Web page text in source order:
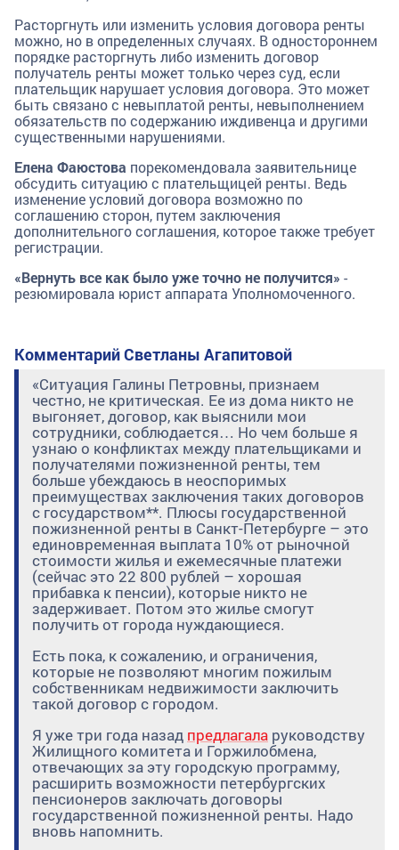
Расторгнуть или изменить условия договора ренты
можно, но в определенных случаях. В одностороннем
порядке расторгнуть либо изменить договор
получатель ренты может только через суд, если
плательщик нарушает условия договора. Это может
быть связано с невыплатой ренты, невыполнением
обязательств по содержанию иждивенца и другими
существенными нарушениями.
Елена Фаюстова порекомендовала заявительнице
обсудить ситуацию с плательщицей ренты. Ведь
изменение условий договора возможно по
соглашению сторон, путем заключения
дополнительного соглашения, которое также требует
регистрации.
«Вернуть все как было уже точно не получится» -
резюмировала юрист аппарата Уполномоченного.
Комментарий Светланы Агапитовой
«Ситуация Галины Петровны, признаем
честно, не критическая. Ее из дома никто не
выгоняет, договор, как выяснили мои
сотрудники, соблюдается… Но чем больше я
узнаю о конфликтах между плательщиками и
получателями пожизненной ренты, тем
больше убеждаюсь в неоспоримых
преимуществах заключения таких договоров
с государством**. Плюсы государственной
пожизненной ренты в Санкт-Петербурге – это
единовременная выплата 10% от рыночной
стоимости жилья и ежемесячные платежи
(сейчас это 22 800 рублей – хорошая
прибавка к пенсии), которые никто не
задерживает. Потом это жилье смогут
получить от города нуждающиеся.
Есть пока, к сожалению, и ограничения,
которые не позволяют многим пожилым
собственникам недвижимости заключить
такой договор с городом.
Я уже три года назад предлагала руководству
Жилищного комитета и Горжилобмена,
отвечающих за эту городскую программу,
расширить возможности петербургских
пенсионеров заключать договоры
государственной пожизненной ренты. Надо
вновь напомнить.